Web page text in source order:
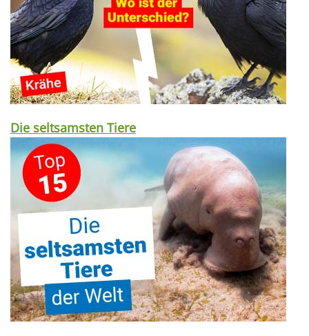
Die seltsamsten Tiere